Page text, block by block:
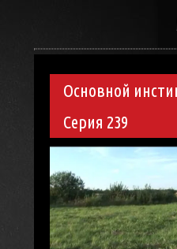
Основной
Серия 239